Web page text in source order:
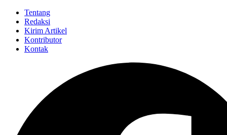
Tentang
Redaksi
Kirim Artikel
Kontributor
Kontak